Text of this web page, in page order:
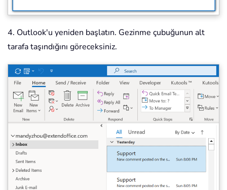
4. Outlook'u yeniden başlatın. Gezinme çubuğunun alt
tarafa taşındığını göreceksiniz.